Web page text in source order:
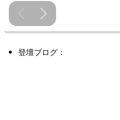
登壇ブログ：